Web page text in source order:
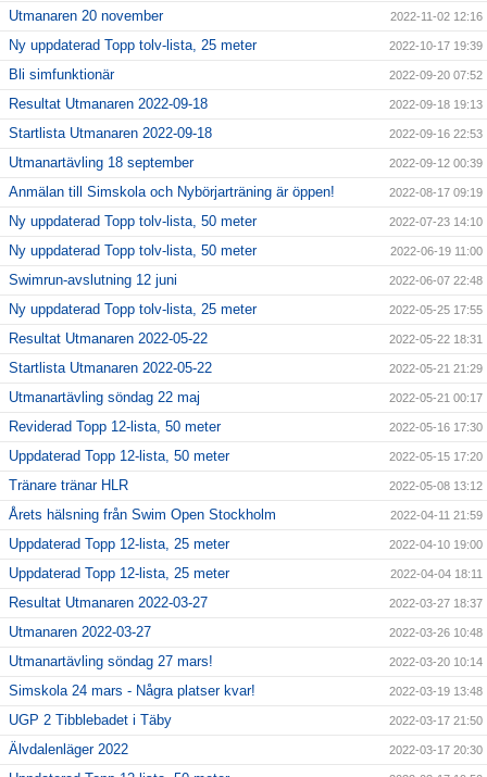
Utmanaren 20 november 2022-11-02 12:16
Ny uppdaterad Topp tolv-lista, 25 meter 2022-10-17 19:39
Bli simfunktionär 2022-09-20 07:52
Resultat Utmanaren 2022-09-18 2022-09-18 19:13
Startlista Utmanaren 2022-09-18 2022-09-16 22:53
Utmanartävling 18 september 2022-09-12 00:39
Anmälan till Simskola och Nybörjarträning är öppen! 2022-08-17 09:19
Ny uppdaterad Topp tolv-lista, 50 meter 2022-07-23 14:10
Ny uppdaterad Topp tolv-lista, 50 meter 2022-06-19 11:00
Swimrun-avslutning 12 juni 2022-06-07 22:48
Ny uppdaterad Topp tolv-lista, 25 meter 2022-05-25 17:55
Resultat Utmanaren 2022-05-22 2022-05-22 18:31
Startlista Utmanaren 2022-05-22 2022-05-21 21:29
Utmanartävling söndag 22 maj 2022-05-21 00:17
Reviderad Topp 12-lista, 50 meter 2022-05-16 17:30
Uppdaterad Topp 12-lista, 50 meter 2022-05-15 17:20
Tränare tränar HLR 2022-05-08 13:12
Årets hälsning från Swim Open Stockholm 2022-04-11 21:59
Uppdaterad Topp 12-lista, 25 meter 2022-04-10 19:00
Uppdaterad Topp 12-lista, 25 meter 2022-04-04 18:11
Resultat Utmanaren 2022-03-27 2022-03-27 18:37
Utmanaren 2022-03-27 2022-03-26 10:48
Utmanartävling söndag 27 mars! 2022-03-20 10:14
Simskola 24 mars - Några platser kvar! 2022-03-19 13:48
UGP 2 Tibblebadet i Täby 2022-03-17 21:50
Älvdalenläger 2022 2022-03-17 20:30